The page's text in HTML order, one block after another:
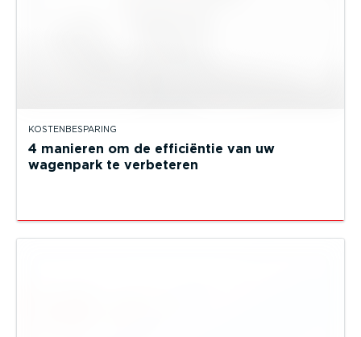
KOSTENBESPARING
4 manieren om de efficiëntie van uw
wagenpark te verbeteren